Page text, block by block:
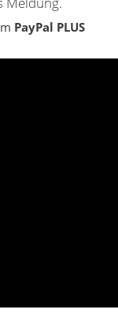
PayPal PLUS